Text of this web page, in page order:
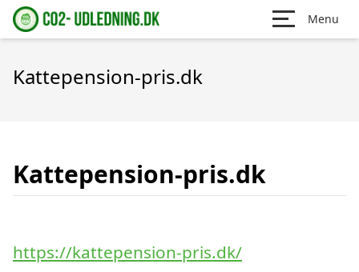
Menu
Kattepension-pris.dk
Kattepension-pris.dk
https://kattepension-pris.dk/